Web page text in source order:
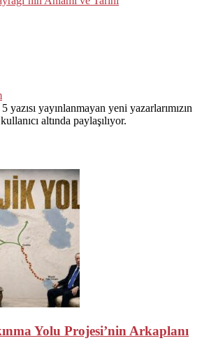
yazısı yayınlanmayan yeni yazarlarımızın
altında paylaşılıyor.
Yolu Projesi’nin Arkaplanı